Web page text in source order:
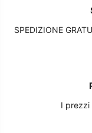
SPEDIZIONE
I prezzi